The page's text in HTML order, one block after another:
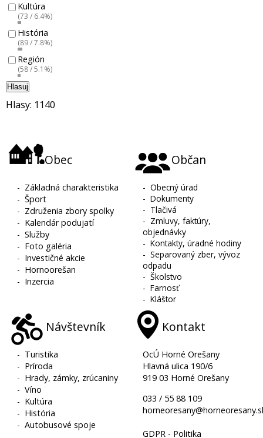
Kultúra
(73 / 6.4%)
História
(89 / 7.8%)
Región
(58 / 5.1%)
Hlasuj
Hlasy: 1140
Obec
- Základná charakteristika
-Šport
- Združenia zbory spolky
- Kalendár podujatí
-Služby
- Foto galéria
- Investičné akcie
- Hornoorešan
- Inzercia
Občan
-Obecný úrad
-Dokumenty
- Tlačivá
- Zmluvy, faktúry,
objednávky
-Kontakty, úradné hodiny
-Separovaný zber, vývoz
odpadu
-Školstvo
-Farnosť
-Kláštor
Návštevník
- Turistika
- Príroda
- Hrady, zámky, zrúcaniny
-Víno
- Kultúra
- História
-Autobusové spoje
Kontakt
OcÚ Horné Orešany
Hlavná ulica 190/6
919 03 Horné Orešany
033 / 55 88 109
GDPR - Politika